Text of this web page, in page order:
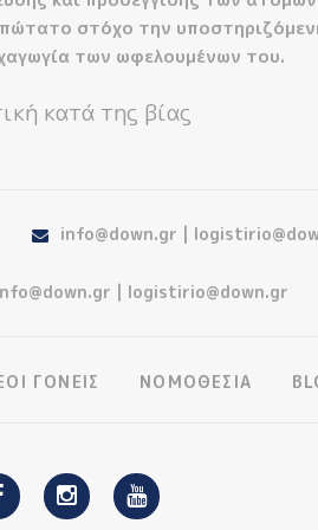
στόχο την
των ωφελουμένων του.
κατά της βίας
info@down.gr |
| logistirio@down.gr
ΓΟΝΕΙΣ ΝΟΜΟΘΕΣΙΑ